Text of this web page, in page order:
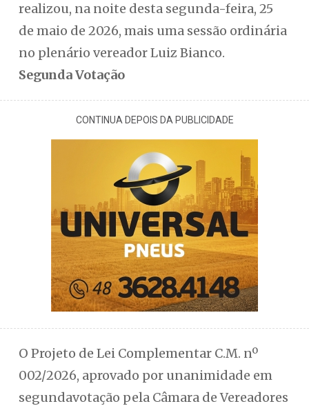
realizou, na noite desta segunda-feira, 25
de maio de 2026, mais uma sessão ordinária
no plenário vereador Luiz Bianco.
Segunda Votação
CONTINUA DEPOIS DA PUBLICIDADE
O Projeto de Lei Complementar C.M. nº
002/2026, aprovado por unanimidade em
segundavotação pela Câmara de Vereadores